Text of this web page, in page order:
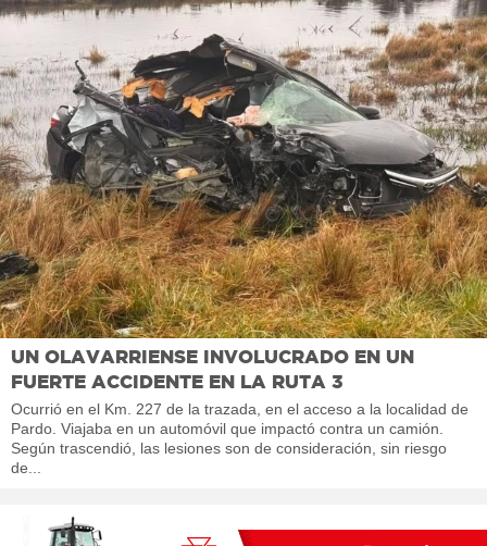
UN OLAVARRIENSE INVOLUCRADO EN UN
FUERTE ACCIDENTE EN LA RUTA 3
Ocurrió en el Km. 227 de la trazada, en el acceso a la localidad de
Pardo. Viajaba en un automóvil que impactó contra un camión.
Según trascendió, las lesiones son de consideración, sin riesgo
de...